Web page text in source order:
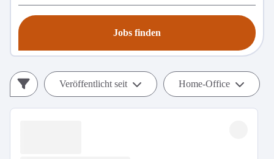
Jobs finden
Veröffentlicht seit Home-Office